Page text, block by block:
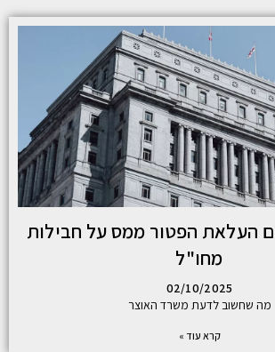
העלאת הפטור ממס על חבילות
מחו"ל
02/10/2025
מה שחשוב לדעת משרד האוצר
קרא עוד »